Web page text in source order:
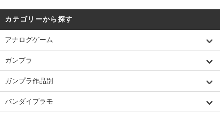
カテゴリーから探す
アナログゲーム
ガンプラ
ガンプラ作品別
バンダイプラモ